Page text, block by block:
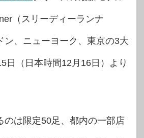
（スリーディーランナ
ン、ニューヨーク、東京の3大
日（日本時間12月16日）より
のは限定50足、都内の一部店